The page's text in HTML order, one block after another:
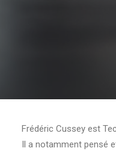
Frédéric Cussey est
Il a notamment pensé